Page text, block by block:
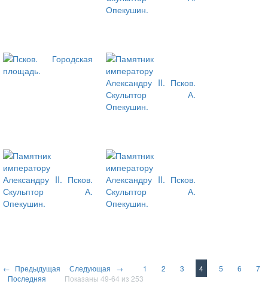
← Предыдущая Следующая → 1 2 3 4 5 6
7
Последняя
Показаны 49-64 из 253